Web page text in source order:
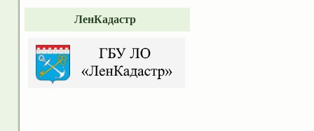
ЛенКадастр